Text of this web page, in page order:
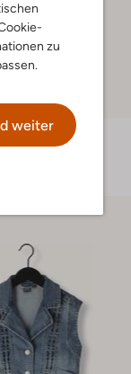
zu
weiter